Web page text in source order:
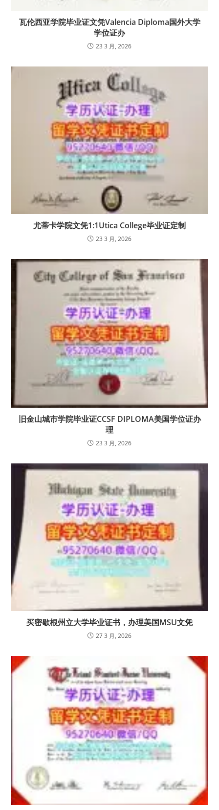
瓦伦西亚学院毕业证文凭Valencia Diploma国外大学
学位证办
23 3 月, 2026
尤蒂卡学院文凭1:1Utica College毕业证定制
23 3 月, 2026
旧金山城市学院毕业证CCSF DIPLOMA美国学位证办
理
23 3 月, 2026
买密歇根州立大学毕业证书，办理美国MSU文凭
27 3 月, 2026